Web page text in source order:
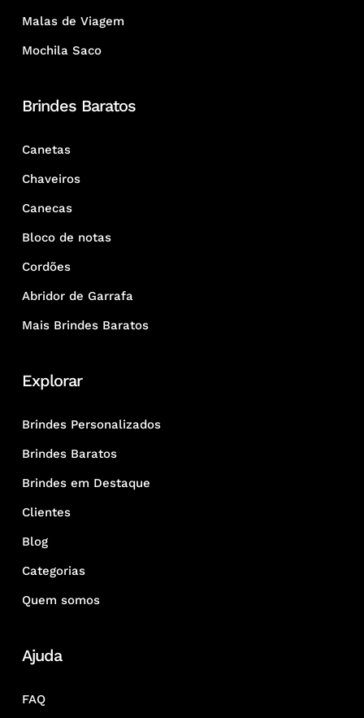
Malas de Viagem
Mochila Saco
Brindes Baratos
Canetas
Chaveiros
Canecas
Bloco de notas
Cordões
Abridor de Garrafa
Mais Brindes Baratos
Explorar
Brindes Personalizados
Brindes Baratos
Brindes em Destaque
Clientes
Blog
Categorias
Quem somos
Ajuda
FAQ